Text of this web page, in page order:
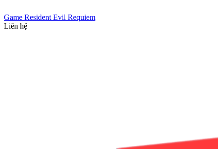
Game Resident Evil Requiem
Liên hệ